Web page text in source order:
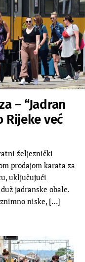
– “Jadran
Rijeke već
željeznički
prodajom karata za
uključujući
jadranske obale.
niske, […]